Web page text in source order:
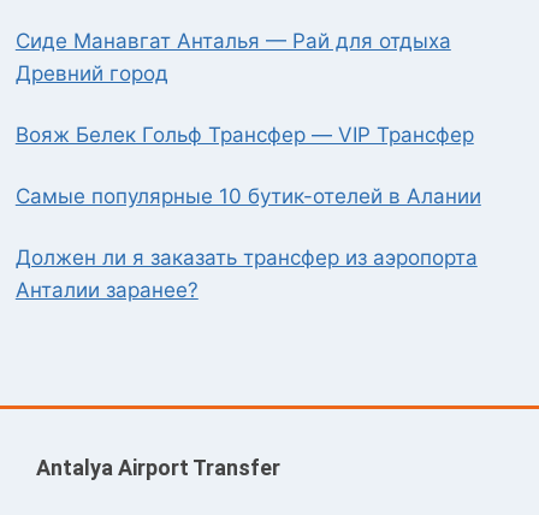
Сиде Манавгат Анталья — Рай для отдыха
Древний город
Вояж Белек Гольф Трансфер — VIP Трансфер
Самые популярные 10 бутик-отелей в Алании
Должен ли я заказать трансфер из аэропорта
Анталии заранее?
Antalya Airport Transfer